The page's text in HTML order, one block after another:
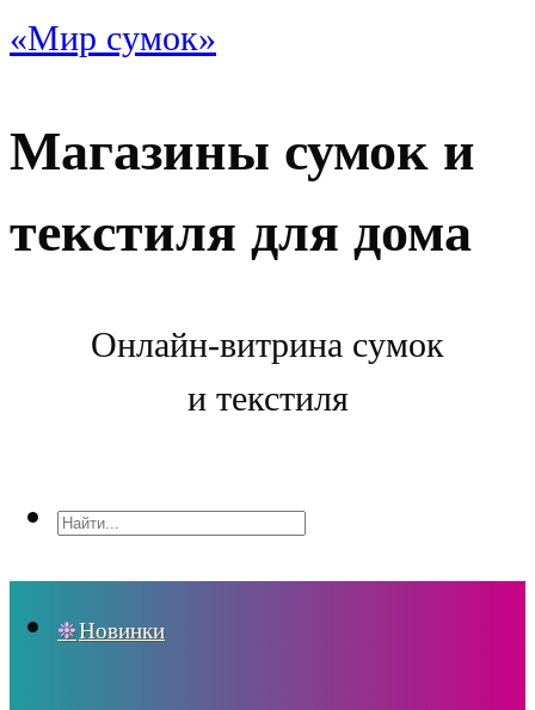
«Мир сумок»
Магазины сумок и
текстиля для дома
Онлайн-витрина сумок
и текстиля
Новинки